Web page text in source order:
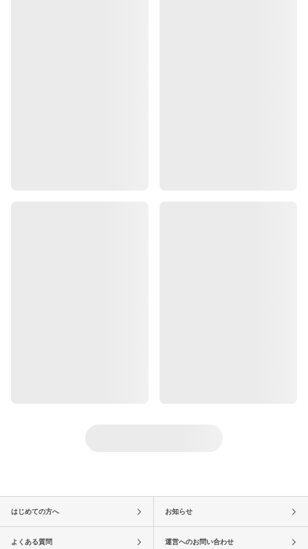
はじめての方へ お知らせ
よくある質問 運営へのお問い合わせ